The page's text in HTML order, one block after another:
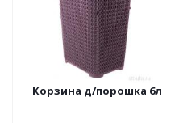
Корзина д/порошка 6л